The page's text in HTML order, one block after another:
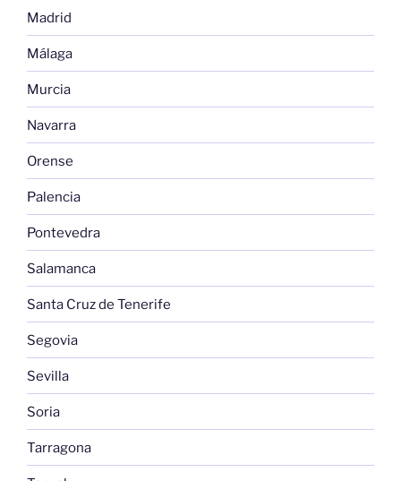
Madrid
Málaga
Murcia
Navarra
Orense
Palencia
Pontevedra
Salamanca
Santa Cruz de Tenerife
Segovia
Sevilla
Soria
Tarragona